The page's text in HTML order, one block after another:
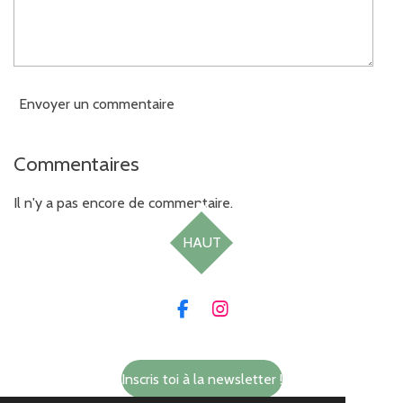
Envoyer un commentaire
Commentaires
Il n'y a pas encore de commentaire.
HAUT
F
b
I
a
Inscris toi à la newsletter !